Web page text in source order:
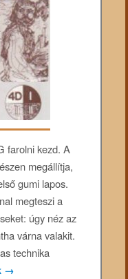
farolni kezd. A
megállítja,
gumi lapos.
megteszi a
úgy néz az
várna valakit.
technika
→